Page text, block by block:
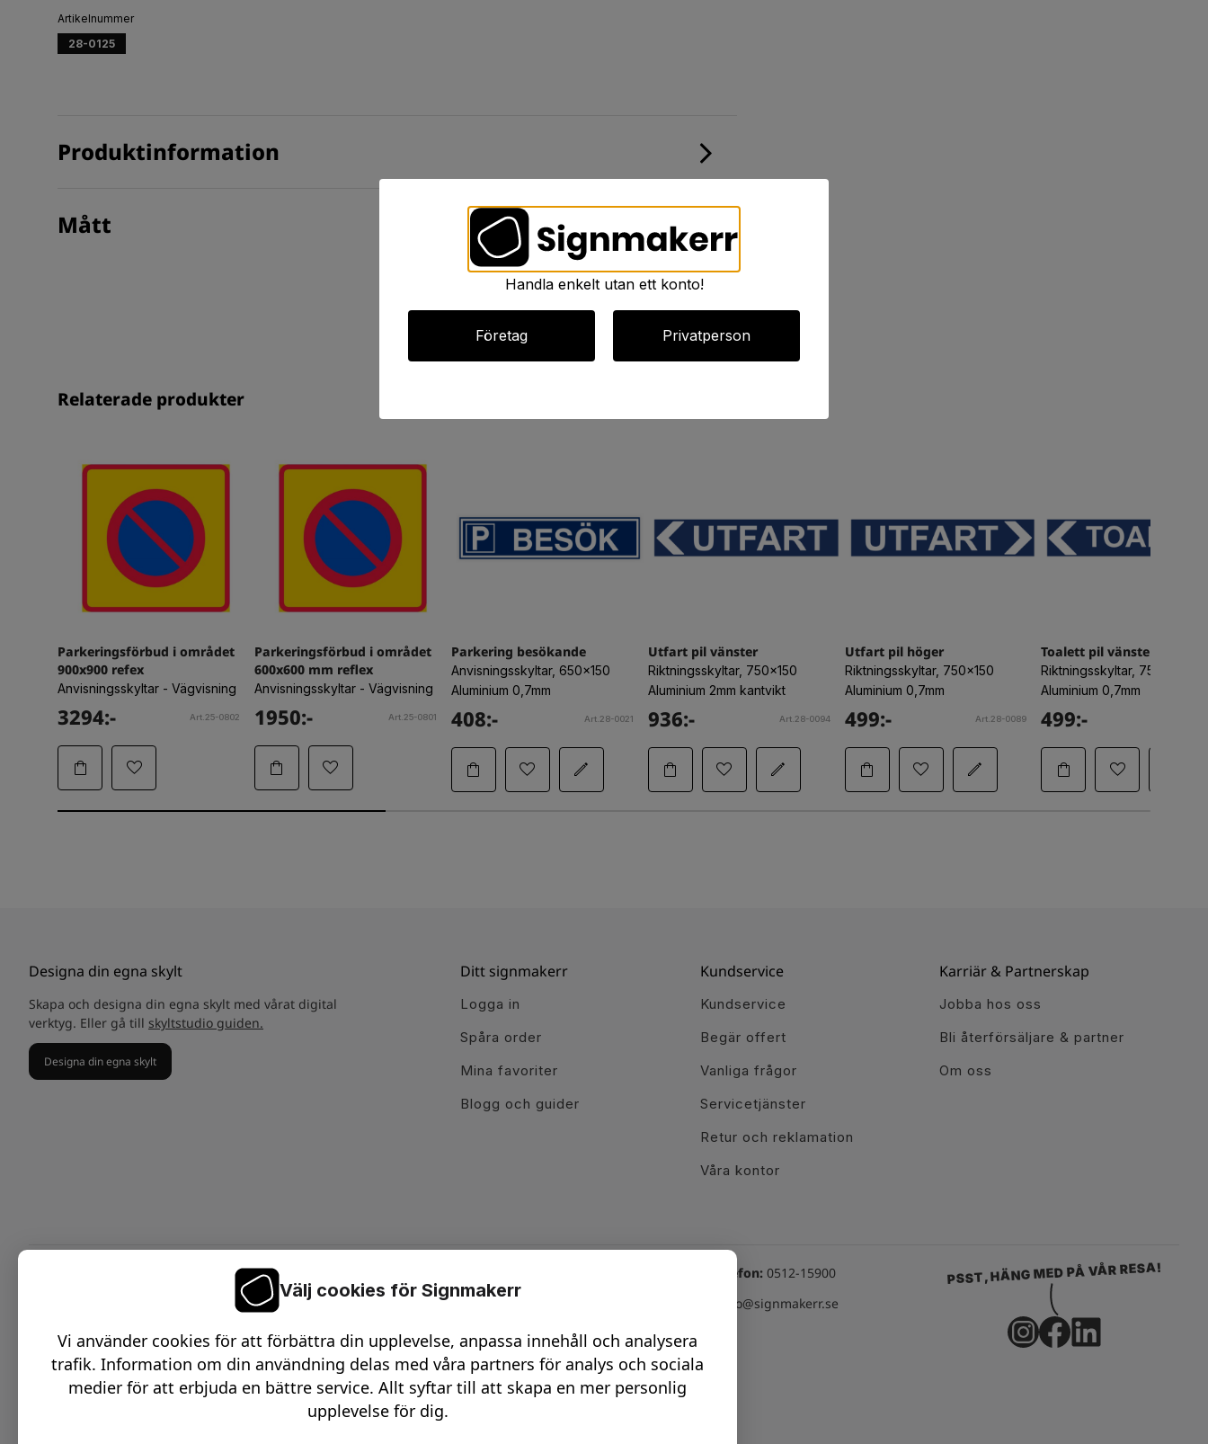
Artikelnummer
28-0125
Produktinformation
Mått
Relaterade produkter
Parkeringsförbud i området
900x900 refex
Anvisningsskyltar - Vägvisning
3294:- Art.25-0802
Parkeringsförbud i området
600x600 mm reflex
Anvisningsskyltar - Vägvisning
1950:- Art.25-0801
Parkering besökande
Anvisningsskyltar, 650x150
Aluminium 0,7mm
408:- Art.28-0021
Utfart pil vänster
Riktningsskyltar, 750x150
Aluminium 2mm kantvikt
936:- Art.28-0094
Utfart pil höger
Riktningsskyltar, 750x150
Aluminium 0,7mm
499:- Art.28-0089
Toalett pil vänster
Riktningsskyltar, 750x150
Aluminium 0,7mm
499:-
Designa din egna skylt
Skapa och designa din egna skylt med vårat digital
verktyg. Eller gå till skyltstudio guiden.
Designa din egna skylt
Ditt signmakerr
Logga in
Spåra order
Mina favoriter
Blogg och guider
Kundservice
Kundservice
Begär offert
Vanliga frågor
Servicetjänster
Retur och reklamation
Våra kontor
Karriär & Partnerskap
Jobba hos oss
Bli återförsäljare & partner
Om oss
Online tjänster
Online möte -
Design
Online möte -
Trollhättan
Uddevalla
Växel telefon: 0512-15900
info@signmakerr.se
PSST, HÄNG MED PÅ VÅR RESA!
Handla enkelt utan ett konto!
Företag Privatperson
Välj cookies för Signmakerr
Vi använder cookies för att förbättra din upplevelse, anpassa innehåll och analysera
trafik. Information om din användning delas med våra partners för analys och sociala
medier för att erbjuda en bättre service. Allt syftar till att skapa en mer personlig
upplevelse för dig.